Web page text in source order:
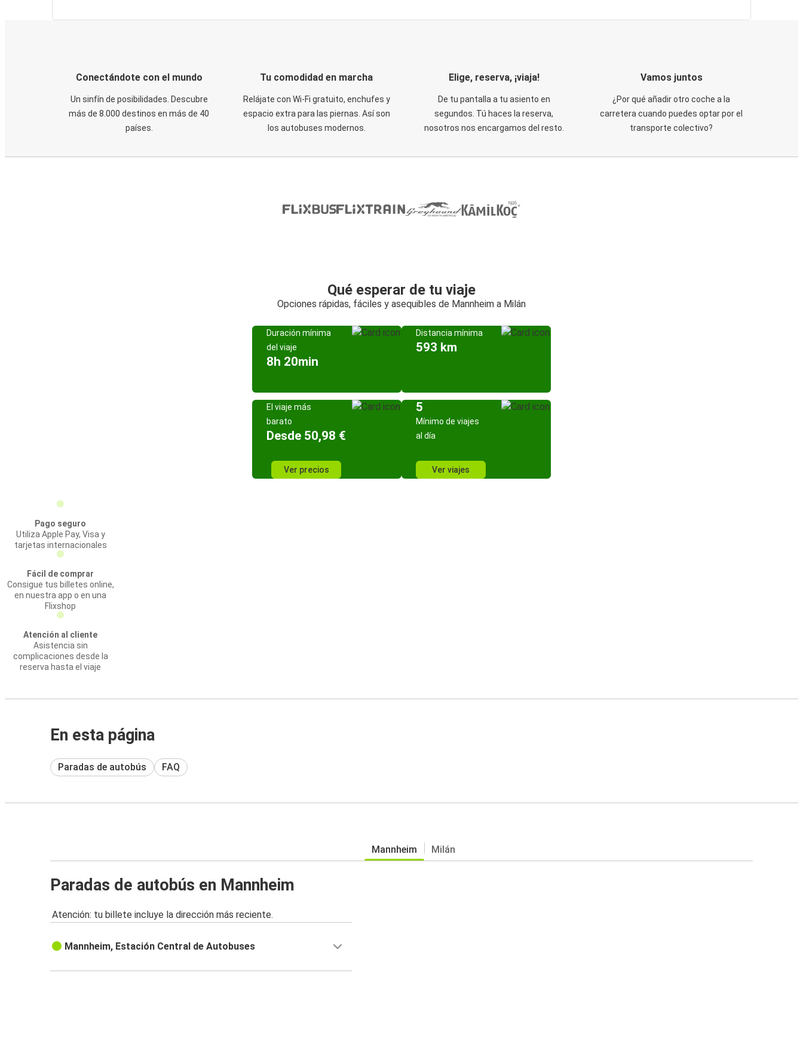
Conectándote con el mundo
Un sinfín de posibilidades. Descubre
más de 8.000 destinos en más de 40
países.
Tu comodidad en marcha
Relájate con Wi-Fi gratuito, enchufes y
espacio extra para las piernas. Así son
los autobuses modernos.
Elige, reserva, ¡viaja!
De tu pantalla a tu asiento en
segundos. Tú haces la reserva,
nosotros nos encargamos del resto.
Vamos juntos
¿Por qué añadir otro coche a la
carretera cuando puedes optar por el
transporte colectivo?
Qué esperar de tu viaje
Opciones rápidas, fáciles y asequibles de Mannheim a Milán
Duración mínima
del viaje
8h 20min
Distancia mínima
593 km
El viaje más
barato
Desde 50,98 €
Ver precios
5
Mínimo de viajes
al día
Ver viajes
Pago seguro
Utiliza Apple Pay, Visa y
tarjetas internacionales
Fácil de comprar
Consigue tus billetes online,
en nuestra app o en una
Flixshop
Atención al cliente
Asistencia sin
complicaciones desde la
reserva hasta el viaje
En esta página
Paradas de autobús FAQ
Mannheim Milán
Paradas de autobús en Mannheim
Atención: tu billete incluye la dirección más reciente.
Mannheim, Estación Central de Autobuses